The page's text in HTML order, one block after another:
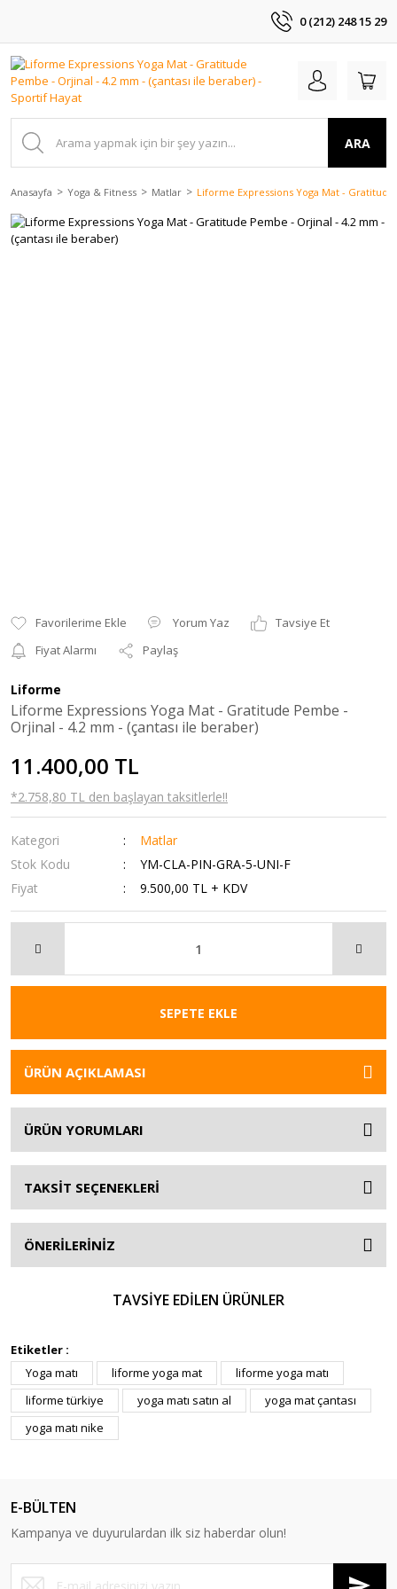
0 (212) 248 15 29
ARA
Anasayfa Yoga & Fitness Matlar Liforme Expressions Yoga Mat -
Yorum Yaz
Tavsiye Et
Fiyat Alarmı
Paylaş
Liforme
Liforme Expressions Yoga Mat - Gratitude Pembe -
Orjinal - 4.2 mm - (çantası ile beraber)
11.400,00 TL
*2.758,80 TL den başlayan taksitlerle!!
Kategori
Matlar
Stok Kodu
YM-CLA-PIN-GRA-5-UNI-F
Fiyat
9.500,00 TL + KDV
SEPETE EKLE
ÜRÜN AÇIKLAMASI
ÜRÜN YORUMLARI
TAKSİT SEÇENEKLERİ
ÖNERİLERİNİZ
TAVSİYE EDİLEN ÜRÜNLER
Etiketler :
Yoga matı
liforme yoga mat
liforme yoga matı
liforme türkiye
yoga matı satın al
yoga mat çantası
yoga matı nike
E-BÜLTEN
Kampanya ve duyurulardan ilk siz haberdar olun!